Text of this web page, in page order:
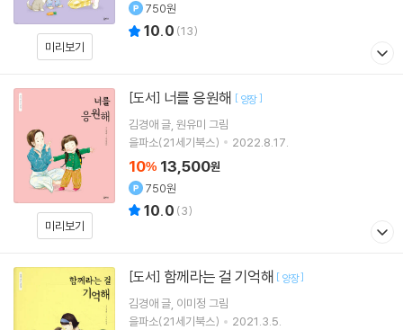
미리보기
750원
10.0 (13)
미리보기
[도서] 너를 응원해 [ 양장]
김경애글 원유미 그림
을파소(21세기북스)
2022.8.17.
10% 13,500원
750원
10.0 (3)
[도서] 함께라는 걸 기억해 [ 양장]
김경애글 이미정 그림
을파소(21세기북스)
2021.3.5.